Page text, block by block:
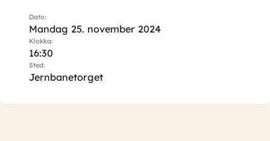
Dato:
Mandag 25. november 2024
Klokka:
16:30
Sted:
Jernbanetorget